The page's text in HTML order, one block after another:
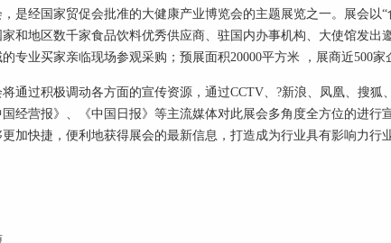
是经国家贸促会批准的大健康产业博览会的主题展览之一。展会以“
和地区数千家食品饮料优秀供应商、驻国内办事机构、大使馆发出
专业买家亲临现场参观采购；预展面积20000平方米 ，展商近500家
将通过积极调动各方面的宣传资源，通过CCTV、?新浪、凤凰、搜
经营报》、《中国日报》等主流媒体对此展会多角度全方位的进行
加快捷，便利地获得展会的最新信息，打造成为行业具有影响力行